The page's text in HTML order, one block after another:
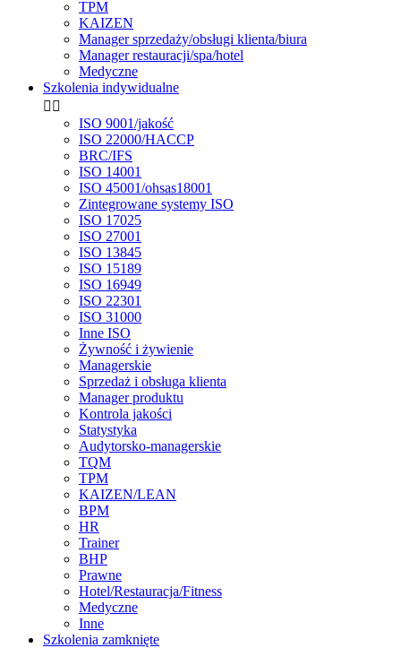
TPM
KAIZEN
Manager sprzedaży/obsługi klienta/biura
Manager restauracji/spa/hotel
Medyczne
Szkolenia indywidualne
 
ISO 9001/jakość
ISO 22000/HACCP
BRC/IFS
ISO 14001
ISO 45001/ohsas18001
Zintegrowane systemy ISO
ISO 17025
ISO 27001
ISO 13845
ISO 15189
ISO 16949
ISO 22301
ISO 31000
Inne ISO
Żywność i żywienie
Managerskie
Sprzedaż i obsługa klienta
Manager produktu
Kontrola jakości
Statystyka
Audytorsko-managerskie
TQM
TPM
KAIZEN/LEAN
BPM
HR
Trainer
BHP
Prawne
Hotel/Restauracja/Fitness
Medyczne
Inne
Szkolenia zamknięte